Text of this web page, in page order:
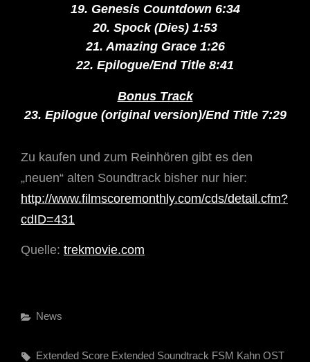
19. Genesis Countdown 6:34
20. Spock (Dies) 1:53
21. Amazing Grace 1:26
22. Epilogue/End Title 8:41
Bonus Track
23. Epilogue (original version)/End Title 7:29
Zu kaufen und zum Reinhören gibt es den
„neuen“ alten Soundtrack bisher nur hier:
http://www.filmscoremonthly.com/cds/detail.cfm?
cdID=431
Quelle: trekmovie.com
Categories
News
Tags,
Extended Score Extended Soundtrack FSM Kahn OST